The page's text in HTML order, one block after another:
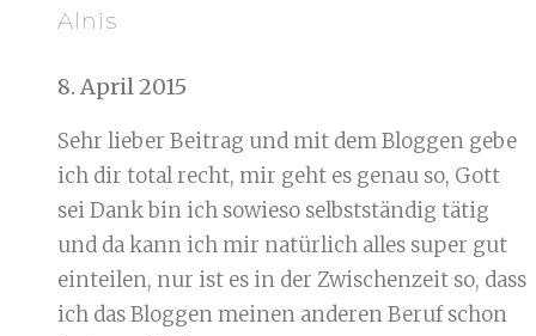
Alnis
8. April 2015
Sehr lieber Beitrag und mit dem Bloggen gebe
ich dir total recht, mir geht es genau so, Gott
sei Dank bin ich sowieso selbstständig tätig
und da kann ich mir natürlich alles super gut
einteilen, nur ist es in der Zwischenzeit so, dass
ich das Bloggen meinen anderen Beruf schon